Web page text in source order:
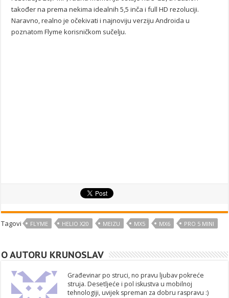
također na prema nekima idealnih 5,5 inča i full HD rezoluciji.
Naravno, realno je očekivati i najnoviju verziju Androida u
poznatom Flyme korisničkom sučelju.
Tagovi FLYME HELIO X20 MEIZU MX5 MX6 PRO 5 MINI
O AUTORU KRUNOSLAV
Građevinar po struci, no pravu ljubav pokreće
struja. Desetljeće i pol iskustva u mobilnoj
tehnologiji, uvijek spreman za dobru raspravu :)